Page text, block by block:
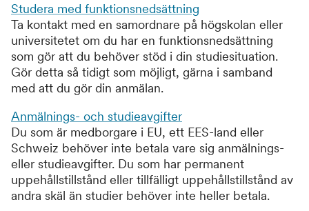
Studera med funktionsnedsättning
Ta kontakt med en samordnare på högskolan eller
universitetet om du har en funktionsnedsättning
som gör att du behöver stöd i din studiesituation.
Gör detta så tidigt som möjligt, gärna i samband
med att du gör din anmälan.
Anmälnings- och studieavgifter
Du som är medborgare i EU, ett EES-land eller
Schweiz behöver inte betala vare sig anmälnings-
eller studieavgifter. Du som har permanent
uppehållstillstånd eller tillfälligt uppehållstillstånd av
andra skäl än studier behöver inte heller betala.